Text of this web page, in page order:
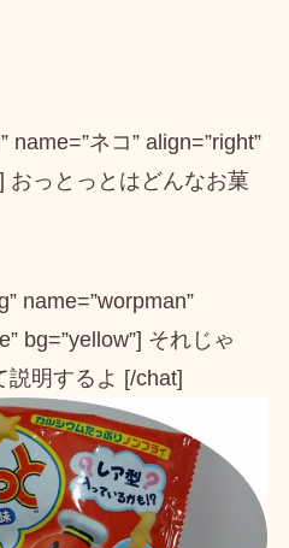
name=”ネコ” align=”right”
おっとっとはどんなお菓
name=”worpman”
bg=”yellow”] それじゃ
説明するよ [/chat]